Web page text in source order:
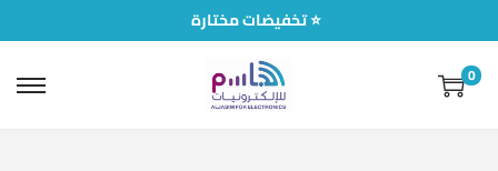
تخفيضات مختارة ⭐
0